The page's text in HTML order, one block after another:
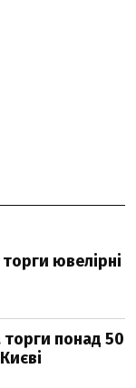
ювелірні
понад 50